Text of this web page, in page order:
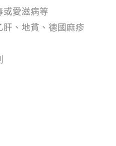
或愛滋病等
肝、地貧、德國麻疹